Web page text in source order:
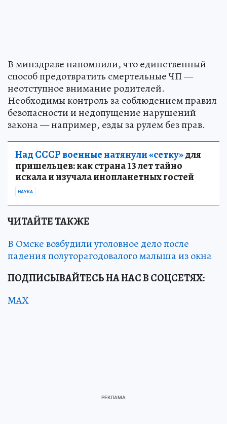
В минздраве напомнили, что единственный
способ предотвратить смертельные ЧП —
неотступное внимание родителей.
Необходимы контроль за соблюдением правил
безопасности и недопущение нарушений
закона — например, езды за рулем без прав.
Над СССР военные натянули «сетку»для
пришельцев: как страна 13 лет тайно
искала и изучала инопланетных гостей
НАУКА
ЧИТАЙТЕ ТАКЖЕ
В Омске возбудили уголовное дело после
падения полуторагодовалого малыша из окна
ПОДПИСЫВАЙТЕСЬ НА НАС В СОЦСЕТЯХ:
MAX